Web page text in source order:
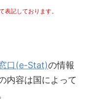
記しております。
口(e-Stat)の情報
内容は国によって